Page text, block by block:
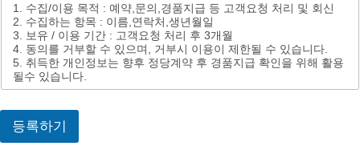
1. 수집/이용 목적 : 예약,문의,경품지급 등 고객요청 처리 및 회신
2. 수집하는 항목 : 이름,연락처,생년월일
3. 보유 / 이용 기간 : 고객요청 처리 후 3개월
4. 동의를 거부할 수 있으며, 거부시 이용이 제한될 수 있습니다.
5. 취득한 개인정보는 향후 정당계약 후 경품지급 확인을 위해 활용
될수 있습니다.
등록하기